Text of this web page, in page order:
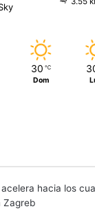
30 ℃
Dom
acelera hacia los
Zagreb